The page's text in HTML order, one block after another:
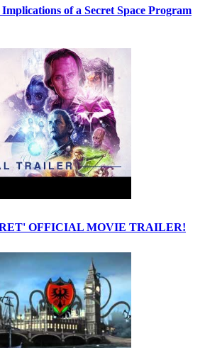
of a Secret Space Program
OFFICIAL MOVIE TRAILER!